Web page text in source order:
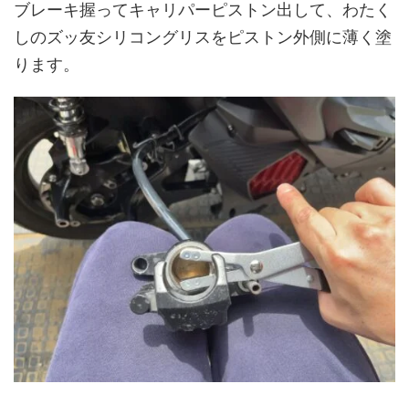
ブレーキ握ってキャリパーピストン出して、わたく
しのズッ友シリコングリスをピストン外側に薄く塗
ります。